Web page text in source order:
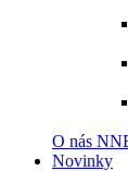
O nás
Novinky